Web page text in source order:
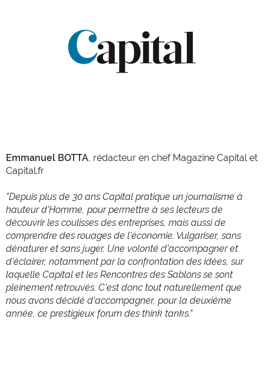
Emmanuel BOTTA, rédacteur en chef Magazine Capital et
Capital.fr
"Depuis plus de 30 ans Capital pratique un journalisme à
hauteur d'Homme, pour permettre à ses lecteurs de
découvrir les coulisses des entreprises, mais aussi de
comprendre des rouages de l'économie. Vulgariser, sans
dénaturer et sans juger. Une volonté d'accompagner et
d'éclairer, notamment par la confrontation des idées, sur
laquelle Capital et les Rencontres des Sablons se sont
pleinement retrouvés. C'est donc tout naturellement que
nous avons décidé d'accompagner, pour la deuxième
année, ce prestigieux forum des think tanks."